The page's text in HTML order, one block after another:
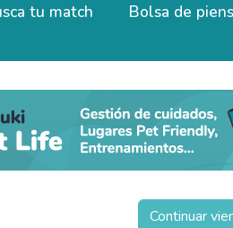
tu match Bolsa de
Continuar